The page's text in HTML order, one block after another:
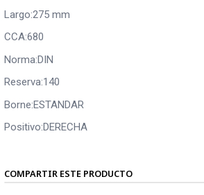
Largo:275 mm
CCA:680
Norma:DIN
Reserva:140
Borne:ESTANDAR
Positivo:DERECHA
COMPARTIR ESTE PRODUCTO